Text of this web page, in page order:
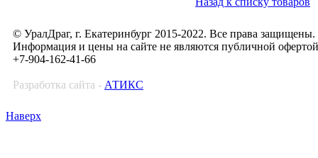
© УралДраг, г. Екатеринбург 2015-2022. Все права защищены.
Информация и цены на сайте не являются публичной офертой
+7-904-162-41-66
Разработка сайта - АТИКС
Наверх